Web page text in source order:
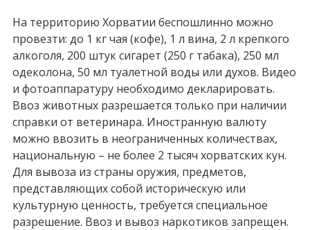
На территорию Хорватии беспошлинно можно
провезти: до 1 кг чая (кофе), 1 л вина, 2 л крепкого
алкоголя, 200 штук сигарет (250 г табака), 250 мл
одеколона, 50 мл туалетной воды или духов. Видео
и фотоаппаратуру необходимо декларировать.
Ввоз животных разрешается только при наличии
справки от ветеринара. Иностранную валюту
можно ввозить в неограниченных количествах,
национальную – не более 2 тысяч хорватских кун.
Для вывоза из страны оружия, предметов,
представляющих собой историческую или
культурную ценность, требуется специальное
разрешение. Ввоз и вывоз наркотиков запрещен.